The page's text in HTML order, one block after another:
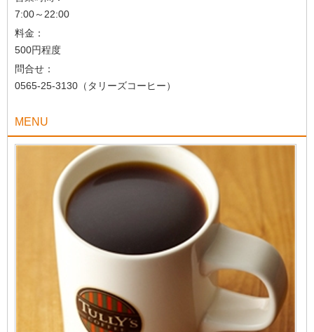
7:00～22:00
料金：
500円程度
問合せ：
0565-25-3130（タリーズコーヒー）
MENU